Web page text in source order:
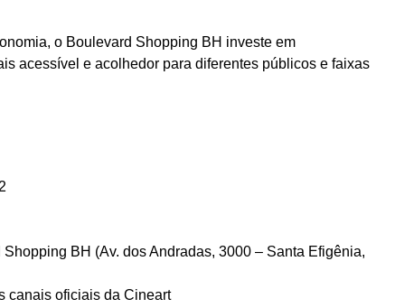
o Boulevard Shopping BH investe em
acessível e acolhedor para diferentes públicos e faixas
BH (Av. dos Andradas, 3000 – Santa Efigênia,
canais oficiais da Cineart